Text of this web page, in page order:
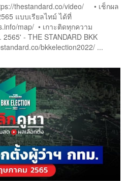
thestandard.co/video/ • เช็กผล
แบบ​เรียลไทม์​ ได้ที่
map/ • เกาะติดทุกความ
- THE STANDARD BKK
bkkelection2022/ ...